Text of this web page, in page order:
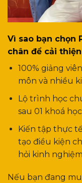
Vì sao bạn chọn
chân để cải
100% giảng
môn và nhiều
Lộ trình học
sau 01 khoá học
Kiến tập thực
tạo điều kiện
hỏi kinh
Nếu bạn đang